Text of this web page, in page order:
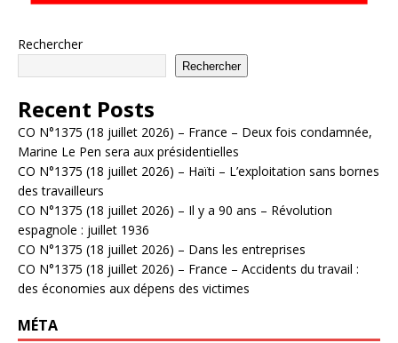
Rechercher
Rechercher
Recent Posts
CO N°1375 (18 juillet 2026) – France – Deux fois condamnée,
Marine Le Pen sera aux présidentielles
CO N°1375 (18 juillet 2026) – Haïti – L’exploitation sans bornes
des travailleurs
CO N°1375 (18 juillet 2026) – Il y a 90 ans – Révolution
espagnole : juillet 1936
CO N°1375 (18 juillet 2026) – Dans les entreprises
CO N°1375 (18 juillet 2026) – France – Accidents du travail :
des économies aux dépens des victimes
MÉTA